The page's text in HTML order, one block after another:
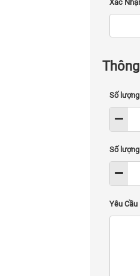
Xác
Số
Số
Yêu Cầu